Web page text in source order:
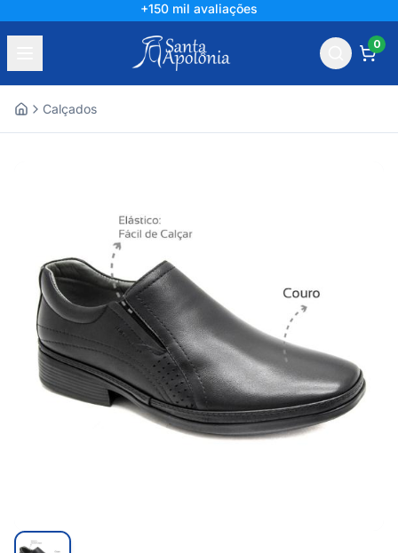
+150 mil avaliações
0
Calçados